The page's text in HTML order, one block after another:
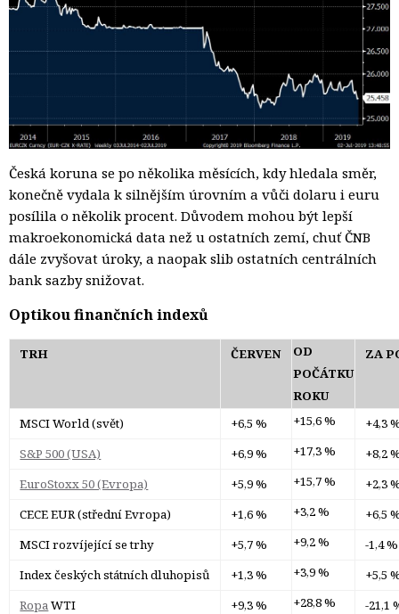
Česká koruna se po několika měsících, kdy hledala směr,
konečně vydala k silnějším úrovním a vůči dolaru i euru
posílila o několik procent. Důvodem mohou být lepší
makroekonomická data než u ostatních zemí, chuť ČNB
dále zvyšovat úroky, a naopak slib ostatních centrálních
bank sazby snižovat.
Optikou finančních indexů
TRH ČERVEN
OD
POČÁTKU
ROKU
ZA
MSCI World (svět) +6,5 % +15,6 %
+4,3
S&P 500 (USA)
+6,9 % +17,3 %
+8,2
EuroStoxx 50 (Evropa)
+5,9 % +15,7 %
+2,3
CECE EUR (střední Evropa)
+1,6 % +3,2 %
+6,5
MSCI rozvíjející se trhy
+5,7 % +9,2 %
-1,4 %
Index českých státních dluhopisů
+1,3 % +3,9 %
+5,5
RopaWTI +9,3 % +28,8 %
-21,1